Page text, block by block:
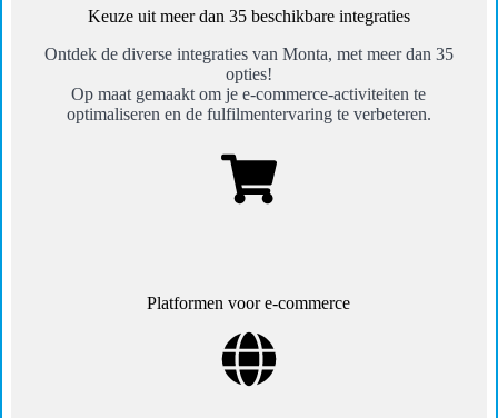
Keuze uit meer dan 35 beschikbare integraties
Ontdek de diverse integraties van Monta, met meer dan 35
opties!
Op maat gemaakt om je e-commerce-activiteiten te
optimaliseren en de fulfilmentervaring te verbeteren.
Platformen voor e-commerce